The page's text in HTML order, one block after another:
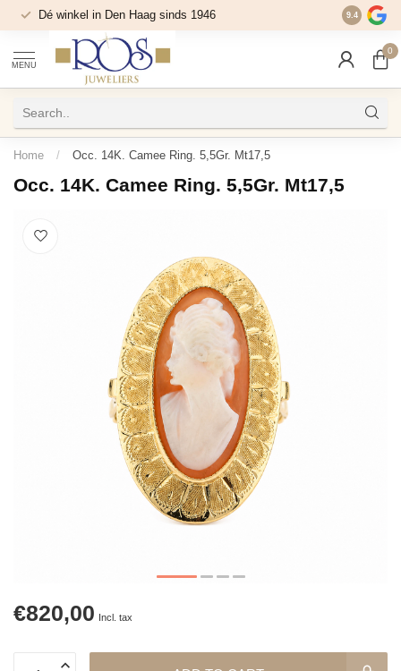
Dé winkel in Den Haag sinds 1946 9.4
MENU
0
Home / Occ. 14K. Camee Ring. 5,5Gr. Mt17,5
Occ. 14K. Camee Ring. 5,5Gr. Mt17,5
€820,00 Incl. tax